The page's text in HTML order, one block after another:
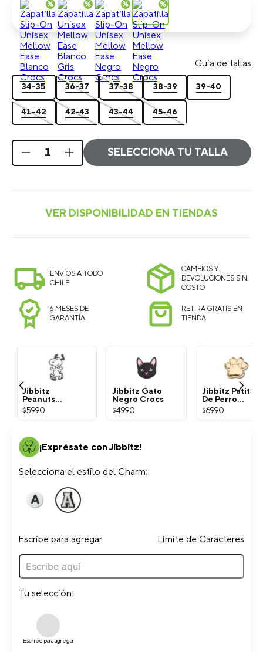
Guia de tallas
34-35 36-37 37-38 38-39 39-40
41-42 42-43 43-44 45-46
SELECCIONA TU TALLA
ENVÍOS A TODO
CHILE
CAMBIOS Y
DEVOLUCIONES SIN
COSTO
6 MESES DE
GARANTÍA
RETIRA GRATIS EN
TIENDA
Jibbitz
Peanuts
Snoopy
Blanco Crocs
$5990
Jibbitz Gato
Negro Crocs
$4990
Jibbitz Patita
De Perro
Dorada Crocs
$6990
¡Exprésate con Jibbitz!
Selecciona el estilo del Charm:
Escribe para agregar Limite de Caracteres
Tu selección:
Escribe para agregar